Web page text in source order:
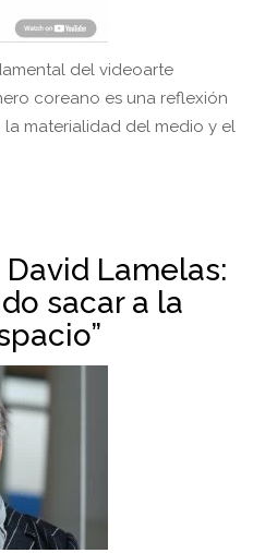
del videoarte
coreano es una reflexión
materialidad del medio y el
David Lamelas:
sacar a la